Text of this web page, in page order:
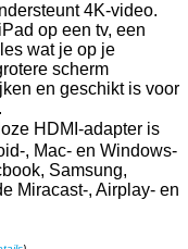
4K-video.
op een tv, een
wat je op je
scherm
en geschikt is voor
HDMI-adapter is
, Mac- en Windows-
Samsung,
Miracast-, Airplay- en